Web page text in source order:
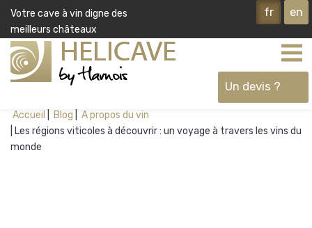
Votre cave à vin digne des
meilleurs châteaux
fr en
Un devis ?
Ok
Accueil Blog
A propos du vin
Les régions viticoles à découvrir : un voyage à travers les vins du
monde